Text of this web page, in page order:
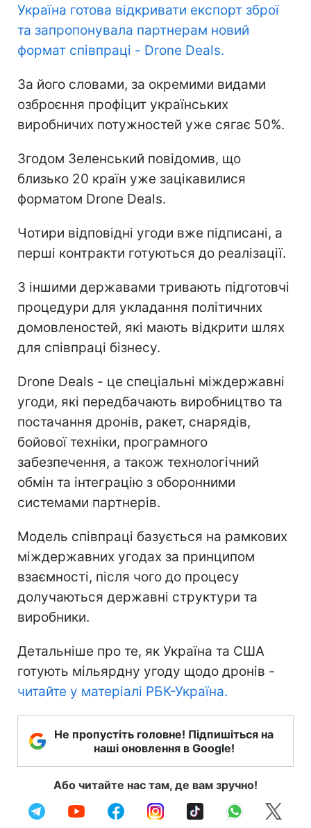
Україна готова відкривати експорт зброї
та запропонувала партнерам новий
формат співпраці - Drone Deals.
За його словами, за окремими видами
озброєння профіцит українських
виробничих потужностей уже сягає 50%.
Згодом Зеленський повідомив, що
близько 20 країн уже зацікавилися
форматом Drone Deals.
Чотири відповідні угоди вже підписані, а
перші контракти готуються до реалізації.
З іншими державами тривають підготовчі
процедури для укладання політичних
домовленостей, які мають відкрити шлях
для співпраці бізнесу.
Drone Deals - це спеціальні міждержавні
угоди, які передбачають виробництво та
постачання дронів, ракет, снарядів,
бойової техніки, програмного
забезпечення, а також технологічний
обмін та інтеграцію з оборонними
системами партнерів.
Модель співпраці базується на рамкових
міждержавних угодах за принципом
взаємності, після чого до процесу
долучаються державні структури та
виробники.
Детальніше про те, як Україна та США
готують мільярдну угоду щодо дронів -
читайте у матеріалі РБК-Україна.
Не пропустіть головне! Підпишіться на
наші оновлення в Google!
Або читайте нас там, де вам зручно!